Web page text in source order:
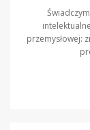
przemysłowej: